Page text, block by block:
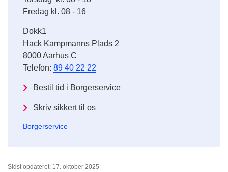
Fredag kl. 08 - 16
Dokk1
Hack Kampmanns Plads 2
8000 Aarhus C
Telefon: 89 40 22 22
Bestil tid i Borgerservice
Skriv sikkert til os
Borgerservice
Sidst opdateret: 17. oktober 2025